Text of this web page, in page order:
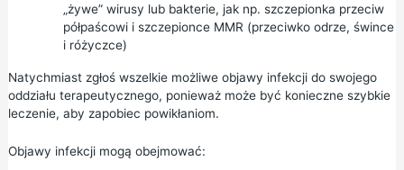
„żywe” wirusy lub bakterie, jak np. szczepionka przeciw
półpaścowii szczepionce MMR (przeciwko odrze, śwince
i różyczce)
Natychmiast zgłoś wszelkie możliwe objawy infekcji do swojego
oddziału terapeutycznego, ponieważ może być konieczne szybkie
leczenie, aby zapobiec powikłaniom.
Objawy infekcji mogą obejmować: